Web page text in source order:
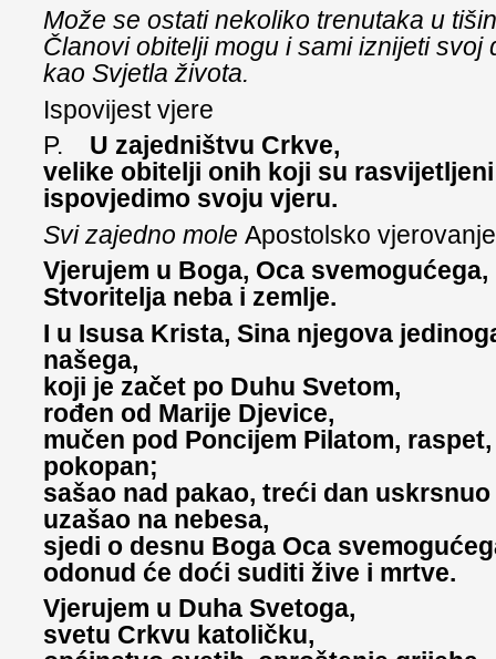
Može se ostati nekoliko trenutaka u
Članovi obitelji mogu i sami iznijeti svoj
kao Svjetla života.
Ispovijest vjere
P. U zajedništvu Crkve,
velike obitelji onih koji su
ispovjedimo svoju vjeru.
Svi zajedno moleApostolsko
Vjerujem u Boga, Oca svemogućega,
Stvoritelja neba i zemlje.
I u Isusa Krista, Sina njegova
našega,
koji je začet po Duhu Svetom,
rođen od Marije Djevice,
mučen pod Poncijem Pilatom,
pokopan;
sašao nad pakao, treći dan
uzašao na nebesa,
sjedi o desnu Boga Oca
odonud će doći suditi žive i mrtve.
Vjerujem u Duha Svetoga,
svetu Crkvu katoličku,